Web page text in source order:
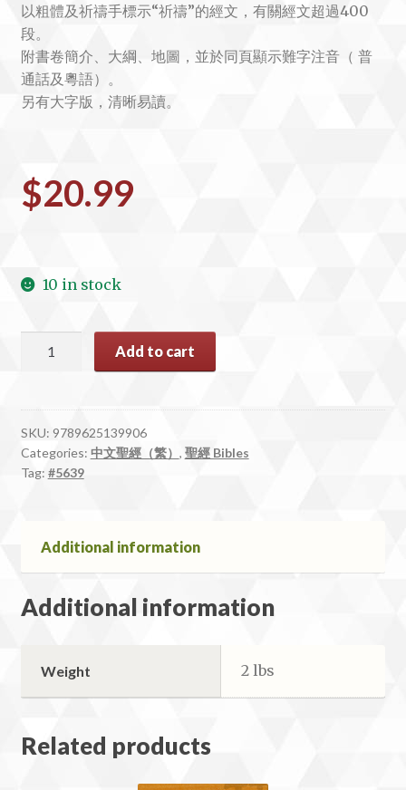
以粗體及祈禱手標示“祈禱”的經文，有關經文超過400
段。
附書卷簡介、大綱、地圖，並於同頁顯示難字注音（ 普
通話及粵語）。
另有大字版，清晰易讀。
$20.99
10 in stock
祈
禱
應
許
Add to cart
SKU: 9789625139906
Categories: 中文聖經（繁） , 聖經 Bibles
Tag: #5639
Additional information
Additional information
Weight 2 lbs
Related products